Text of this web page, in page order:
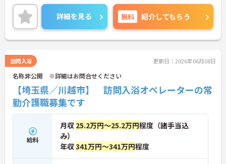
詳細を見る 無料 紹介してもらう
訪問入浴 更新日：2026年06月08日
名称非公開 ※詳細はお問合せください
【埼玉県／川越市】 訪問入浴オペレーターの常
勤介護職募集です
給料
月収 25.2万円～25.2万円程度（諸手当込
み）
年収341万円～341万円程度